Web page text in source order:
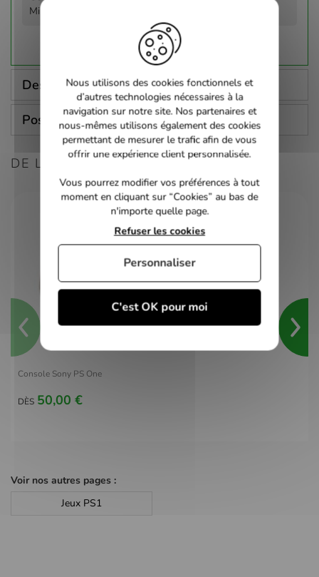
Mini Jeux / Party Games
Description
Poser une question
DE LA MÊME CONSOLE
Console Sony PS One
DÈS 50,00 €
Voir nos autres pages :
Jeux PS1
Nous utilisons des cookies fonctionnels et
d’autres technologies nécessaires à la
navigation sur notre site. Nos partenaires et
nous-mêmes utilisons également des cookies
permettant de mesurer le trafic afin de vous
offrir une expérience client personnalisée.
Vous pourrez modifier vos préférences à tout
moment en cliquant sur “Cookies” au bas de
n'importe quelle page.
C'est OK pour moi
Refuser les cookies
Personnaliser